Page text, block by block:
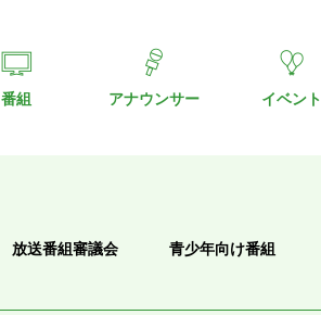
番組 アナウンサー イベント
放送番組審議会 青少年向け番組